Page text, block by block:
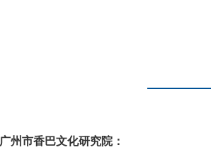
广州市香巴文化研究院：